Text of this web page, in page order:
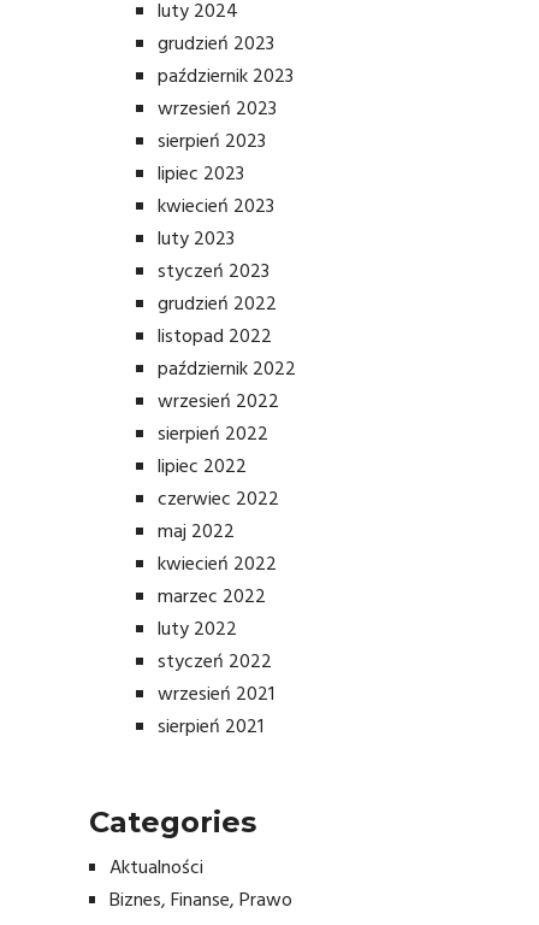
luty 2024
grudzień 2023
październik 2023
wrzesień 2023
sierpień 2023
lipiec 2023
kwiecień 2023
luty 2023
styczeń 2023
grudzień 2022
listopad 2022
październik 2022
wrzesień 2022
sierpień 2022
lipiec 2022
czerwiec 2022
maj 2022
kwiecień 2022
marzec 2022
luty 2022
styczeń 2022
wrzesień 2021
sierpień 2021
Categories
Aktualności
Biznes, Finanse, Prawo